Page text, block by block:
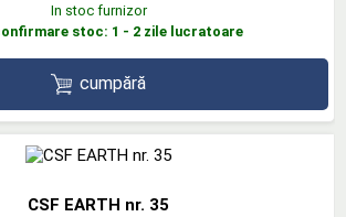
In stoc furnizor
stoc: 1 - 2 zile lucratoare
cumpără
CSF EARTH nr. 35